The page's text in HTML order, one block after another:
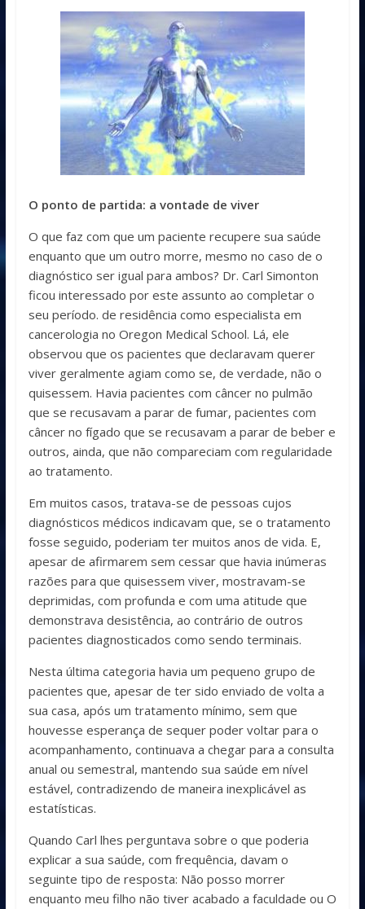
O ponto de partida: a vontade de viver
O que faz com que um paciente recupere sua saúde
enquanto que um outro morre, mesmo no caso de o
diagnóstico ser igual para ambos? Dr. Carl Simonton
ficou interessado por este assunto ao completar o
seu período. de residência como especialista em
cancerologia no Oregon Medical School. Lá, ele
observou que os pacientes que declaravam querer
viver geralmente agiam como se, de verdade, não o
quisessem. Havia pacientes com câncer no pulmão
que se recusavam a parar de fumar, pacientes com
câncer no fígado que se recusavam a parar de beber e
outros, ainda, que não compareciam com regularidade
ao tratamento.
Em muitos casos, tratava-se de pessoas cujos
diagnósticos médicos indicavam que, se o tratamento
fosse seguido, poderiam ter muitos anos de vida. E,
apesar de afirmarem sem cessar que havia inúmeras
razões para que quisessem viver, mostravam-se
deprimidas, com profunda e com uma atitude que
demonstrava desistência, ao contrário de outros
pacientes diagnosticados como sendo terminais.
Nesta última categoria havia um pequeno grupo de
pacientes que, apesar de ter sido enviado de volta a
sua casa, após um tratamento mínimo, sem que
houvesse esperança de sequer poder voltar para o
acompanhamento, continuava a chegar para a consulta
anual ou semestral, mantendo sua saúde em nível
estável, contradizendo de maneira inexplicável as
estatísticas.
Quando Carl lhes perguntava sobre o que poderia
explicar a sua saúde, com frequência, davam o
seguinte tipo de resposta: Não posso morrer
enquanto meu filho não tiver acabado a faculdade ou O